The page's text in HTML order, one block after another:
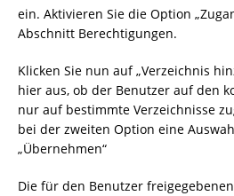
ein. Aktivieren Sie die Option
Abschnitt Berechtigungen.
Klicken Sie nun auf „Verzeichnis
hier aus, ob der Benutzer auf den
nur auf bestimmte Verzeichnisse
bei der zweiten Option eine
„Übernehmen“
Die für den Benutzer